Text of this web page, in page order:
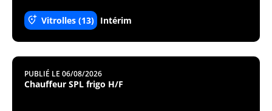
Vitrolles (13) Intérim
PUBLIÉ LE 06/08/2026
Chauffeur SPL frigo H/F